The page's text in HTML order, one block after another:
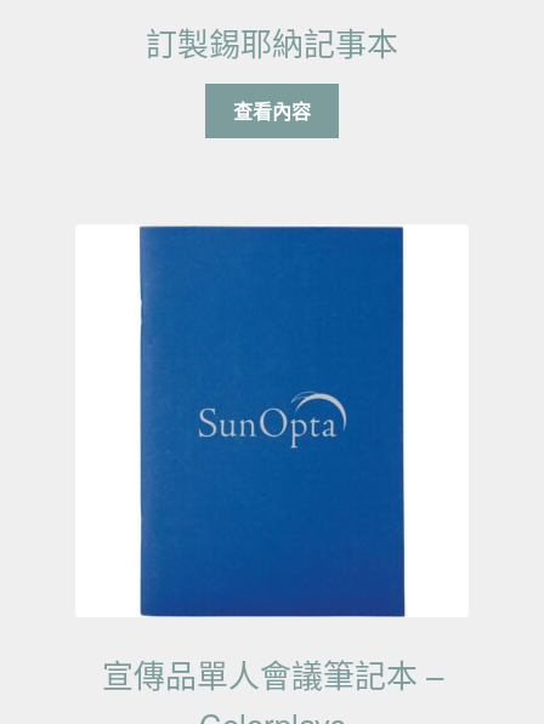
訂製錫耶納記事本
查看內容
宣傳品單人會議筆記本 –